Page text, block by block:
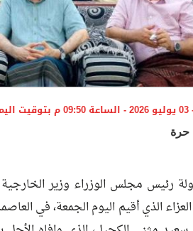
،،،
حرة
رئيس مجلس الوزراء وزير الخارجية
الذي أقيم اليوم الجمعة، في